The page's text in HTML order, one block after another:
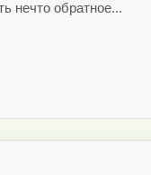
нечто обратное...